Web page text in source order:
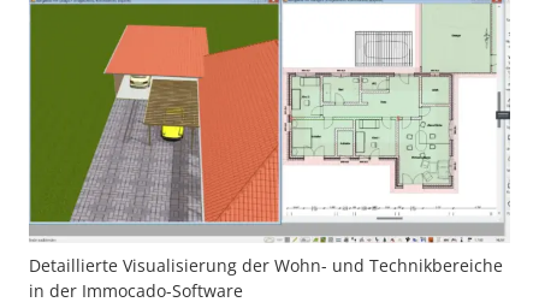
Detaillierte Visualisierung der Wohn- und Technikbereiche
in der Immocado-Software